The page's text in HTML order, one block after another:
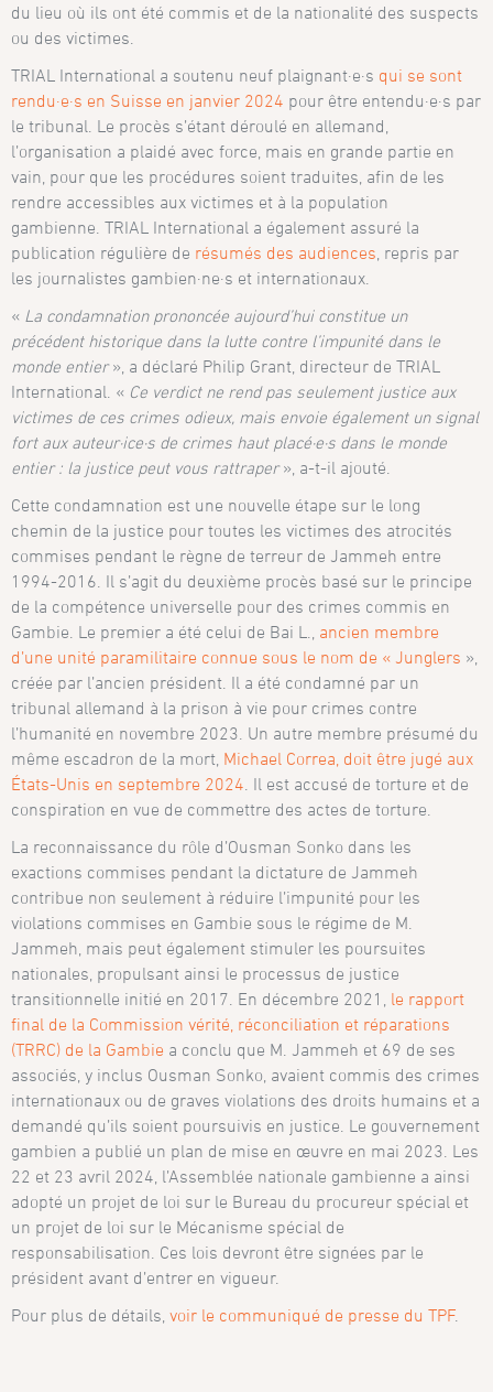
du lieu où ils ont été commis et de la nationalité des suspects
ou des victimes.
TRIAL International a soutenu neuf plaignant·e·s qui se sont
rendu·e·s en Suisse en janvier 2024 pour être entendu·e·s par
le tribunal. Le procès s’étant déroulé en allemand,
l’organisation a plaidé avec force, mais en grande partie en
vain, pour que les procédures soient traduites, afin de les
rendre accessibles aux victimes et à la population
gambienne. TRIAL International a également assuré la
publication régulière de résumés des audiences , repris par
les journalistes gambien·ne·s et internationaux.
« La condamnation prononcée aujourd’hui constitue un
précédent historique dans la lutte contre l’impunité dans le
monde entier», a déclaré Philip Grant, directeur de TRIAL
International. « Ce verdict ne rend pas seulement justice aux
victimes de ces crimes odieux, mais envoie également un signal
fort aux auteur·ice·s de crimes haut placé·e·s dans le monde
entier : la justice peut vous rattraper», a-t-il ajouté.
Cette condamnation est une nouvelle étape sur le long
chemin de la justice pour toutes les victimes des atrocités
commises pendant le règne de terreur de Jammeh entre
1994-2016. Il s’agit du deuxième procès basé sur le principe
de la compétence universelle pour des crimes commis en
Gambie. Le premier a été celui de Bai L., ancien membre
d’une unité paramilitaire connue sous le nom de « Junglers »,
créée par l’ancien président. Il a été condamné par un
tribunal allemand à la prison à vie pour crimes contre
l’humanité en novembre 2023. Un autre membre présumé du
même escadron de la mort, Michael Correa, doit être jugé aux
États-Unis en septembre 2024 . Il est accusé de torture et de
conspiration en vue de commettre des actes de torture.
La reconnaissance du rôle d’Ousman Sonko dans les
exactions commises pendant la dictature de Jammeh
contribue non seulement à réduire l’impunité pour les
violations commises en Gambie sous le régime de M.
Jammeh, mais peut également stimuler les poursuites
nationales, propulsant ainsi le processus de justice
transitionnelle initié en 2017. En décembre 2021, le rapport
final de la Commission vérité, réconciliation et réparations
(TRRC) de la Gambie a conclu que M. Jammeh et 69 de ses
associés, y inclus Ousman Sonko, avaient commis des crimes
internationaux ou de graves violations des droits humains et a
demandé qu’ils soient poursuivis en justice. Le gouvernement
gambien a publié un plan de mise en œuvre en mai 2023. Les
22 et 23 avril 2024, l’Assemblée nationale gambienne a ainsi
adopté un projet de loi sur le Bureau du procureur spécial et
un projet de loi sur le Mécanisme spécial de
responsabilisation. Ces lois devront être signées par le
président avant d’entrer en vigueur.
Pour plus de détails,voir le communiqué de presse du TPF.